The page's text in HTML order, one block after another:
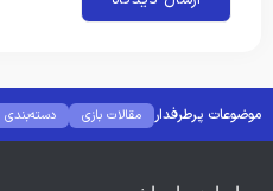
موضوعات پرطرفدار مقالات بازی
بهترین گجت ها
هوش مصنوعی رفع